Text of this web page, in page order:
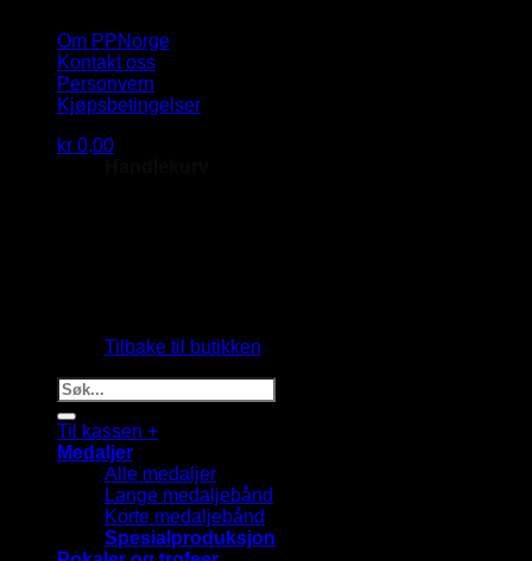
Om PPNorge
Kontakt oss
Personvern
Kjøpsbetingelser
kr 0,00
Tilbake til butikken
Søk
etter:
Til kassen +
Medaljer
Alle medaljer
Lange medaljebånd
Korte medaljebånd
Spesialproduksjon